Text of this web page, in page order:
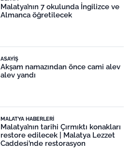
Malatya’nın 7 okulunda İngilizce ve
Almanca öğretilecek
ASAYIŞ
Akşam namazından önce cami alev
alev yandı
MALATYA HABERLERI
Malatya’nın tarihi Çırmıktı konakları
restore edilecek | Malatya Lezzet
Caddesi’nde restorasyon